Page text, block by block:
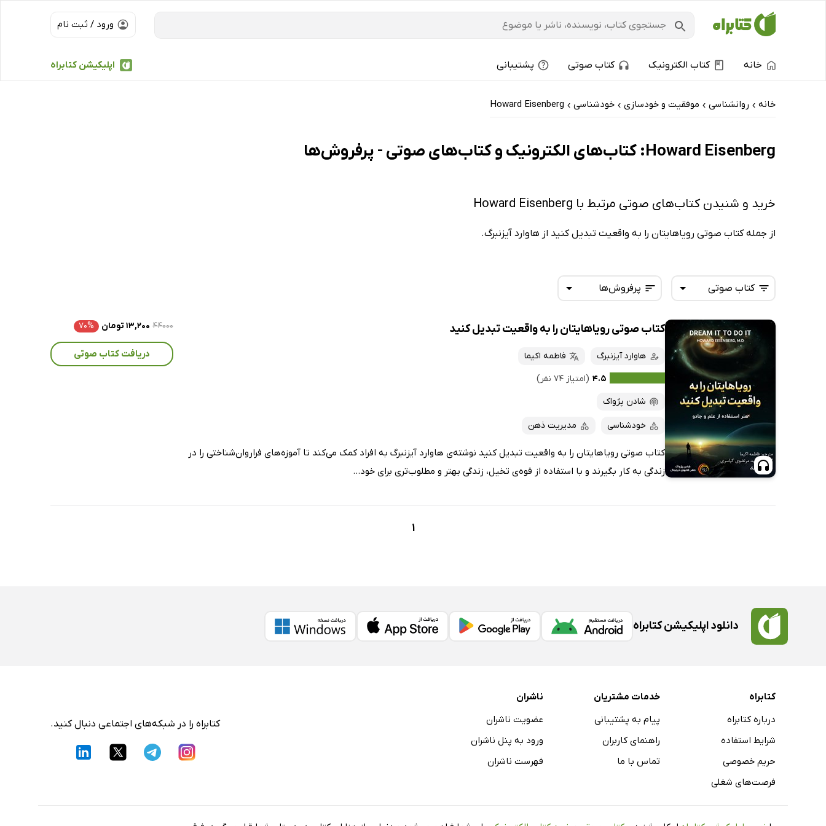
ورود / ثبت نام
اپلیکیشن کتابراه خانه کتاب الکترونیک کتاب صوتی پشتیبانی
خانه › روانشناسی › موفقیت و خودسازی › خودشناسی ›
Howard Eisenberg
Howard Eisenberg: کتاب‌های الکترونیک و کتاب‌های صوتی - پرفروش‌ها
خرید و شنیدن کتاب‌های صوتی مرتبط با Howard Eisenberg
از جمله کتاب صوتی رویاهایتان را به واقعیت تبدیل کنید از هاوارد آیزنبرگ.
پرفروش‌ها
تازه‌ها
داغ‌ترین‌ها
پربحث‌ها
ارزان ترین‌ها
کتاب صوتی
همه کتاب‌ها
کتاب‌های صوتی
کتاب‌های متنی
کتاب صوتی رویاهایتان را به واقعیت تبدیل کنید
هاوارد آیزنبرگ
فاطمه اکیما
۴.۵ (امتیاز ۷۴ نفر)
شادن پژواک
خودشناسی مدیریت ذهن
کتاب صوتی رویاهایتان را به واقعیت تبدیل کنید نوشته‌ی هاوارد آیزنبرگ به افراد کمک می‌کند تا آموزه‌های فراروان‌شناختی را در
زندگی به کار بگیرند و با استفاده از قوه‌ی تخیل، زندگی بهتر و مطلوب‌تری برای خود...
۴۴۰۰۰ ۱۳,۲۰۰ تومان ۷۰%
دریافت کتاب صوتی
1
دانلود اپلیکیشن کتابراه
کتابراه
درباره کتابراه
شرایط استفاده
حریم خصوصی
فرصت‌های شغلی
خدمات مشتریان
پیام به پشتیبانی
راهنمای کاربران
تماس با ما
ناشران
عضویت ناشران
ورود به پنل ناشران
فهرست ناشران
کتابراه را در شبکه‌های اجتماعی دنبال کنید.